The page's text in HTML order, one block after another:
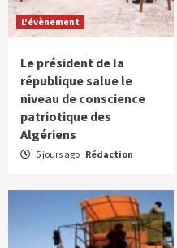
L'évènement
Le président de la
république salue le
niveau de conscience
patriotique des
Algériens
5 jours ago Rédaction